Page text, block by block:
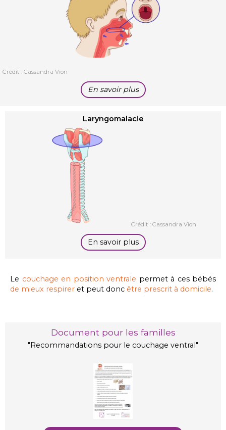
Crédit : Cassandra Vion
En savoir plus
Laryngomalacie
Crédit : Cassandra Vion
En savoir plus
Le couchage en position ventrale permet à ces bébés
de mieux respirer et peut donc être prescrit à domicile.
Document pour les familles
"Recommandations pour le couchage ventral"